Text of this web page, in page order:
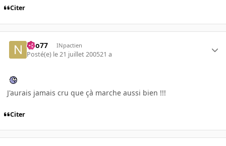
Citer
neo77 INpactien
Posté(e) le 21 juillet 200521 a
J'aurais jamais cru que çà marche aussi bien !!!
Citer